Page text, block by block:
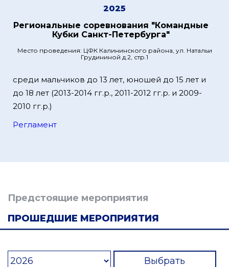
2025
Региональные соревнования "Командные
Кубки Санкт-Петербурга"
Место проведения: ЦФК Калининского района, ул. Натальи
Грудининой д.2, стр.1
среди мальчиков до 13 лет, юношей до 15 лет и
до 18 лет (2013-2014 гг.р., 2011-2012 гг.р. и 2009-
2010 гг.р.)
Регламент
Предстоящие мероприятия
ПРОШЕДШИЕ МЕРОПРИЯТИЯ
Выбрать